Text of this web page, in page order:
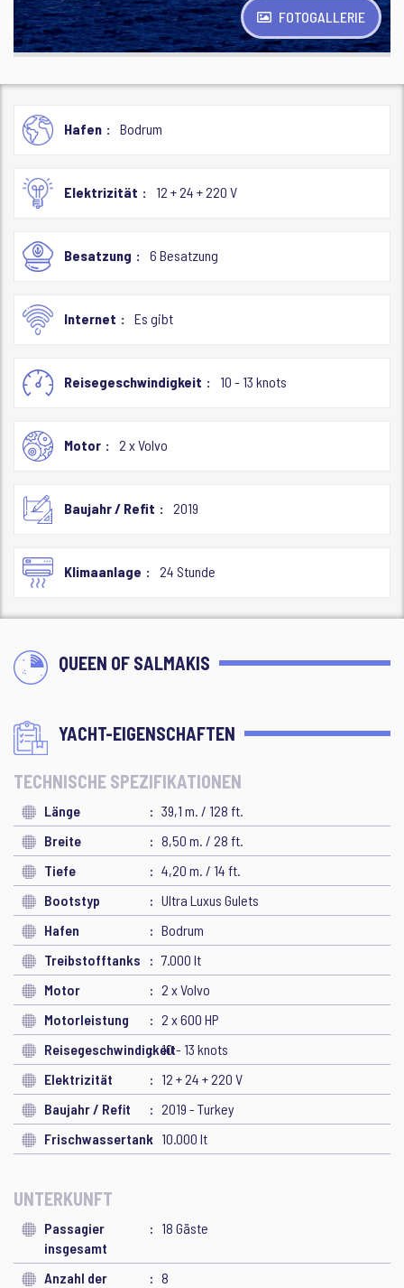
FOTOGALLERIE
Hafen Bodrum
Elektrizität 12 + 24 + 220 V
Besatzung 6 Besatzung
Internet Es gibt
Reisegeschwindigkeit 10 - 13 knots
Motor 2 x Volvo
Baujahr / Refit 2019
Klimaanlage 24 Stunde
QUEEN OF SALMAKIS
YACHT-EIGENSCHAFTEN
TECHNISCHE SPEZIFIKATIONEN
Länge
39,1 m. / 128 ft.
Breite
8,50 m. / 28 ft.
Tiefe
4,20 m. / 14 ft.
Bootstyp
Ultra Luxus Gulets
Hafen
Bodrum
Treibstofftanks
7.000 lt
Motor
2 x Volvo
Motorleistung
2 x 600 HP
Reisegeschwindigkeit10 - 13 knots
Elektrizität
12 + 24 + 220 V
Baujahr / Refit
2019 - Turkey
Frischwassertank 10.000 lt
UNTERKUNFT
Passagier
insgesamt
18 Gäste
Anzahl der
8